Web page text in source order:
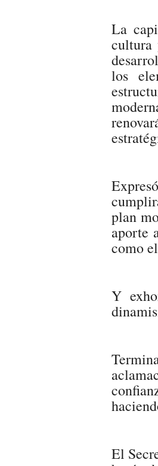
La
cultura
los
plan
aporte
como
Y
El